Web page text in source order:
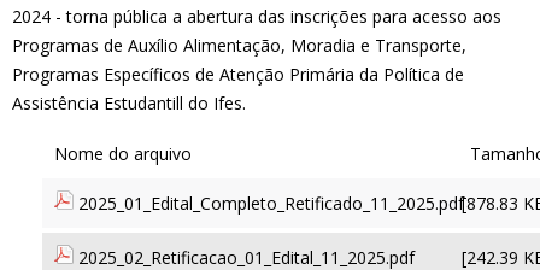
2024 - torna pública a abertura das inscrições para acesso aos
Programas de Auxílio Alimentação, Moradia e Transporte,
Programas Específicos de Atenção Primária da Política de
Assistência Estudantill do Ifes.
2025_01_Edital_Completo_Retificado_11_2025.pdf[878.83
2025_02_Retificacao_01_Edital_11_2025.pdf [242.39